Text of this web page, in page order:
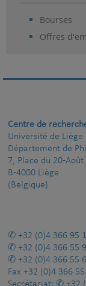
Bourses
Offres
Centre de
Université de Liège
Département de
7, Place du 20-Août
B-4000 Liège
(Belgique)
+32 (0)4 366 95
+32 (0)4 366 55
+32 (0)4 366 55
Fax +32 (0)4 366 55